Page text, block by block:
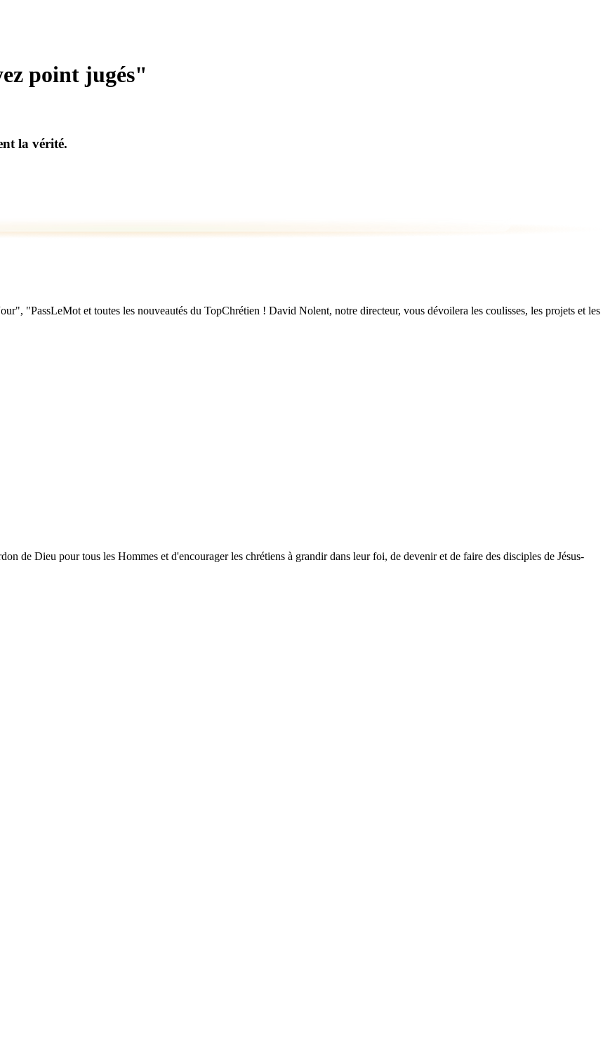
point jugés"
la vérité.
"PassLeMot et toutes les nouveautés du TopChrétien ! David Nolent, notre directeur, vous dévoilera les coulisses, les projets et les
de Dieu pour tous les Hommes et d'encourager les chrétiens à grandir dans leur foi, de devenir et de faire des disciples de Jésus-